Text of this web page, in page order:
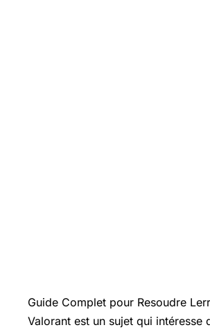
Guide Complet pour Resoudre
Valorant est un sujet qui intéresse